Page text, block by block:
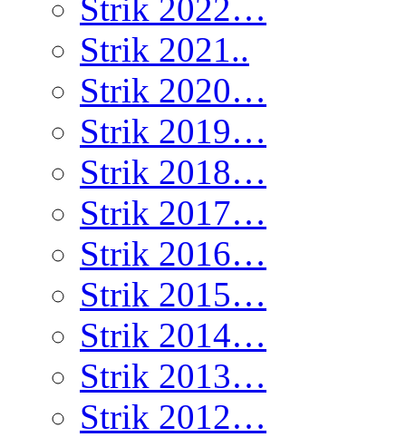
Strik 2022…
Strik 2021..
Strik 2020…
Strik 2019…
Strik 2018…
Strik 2017…
Strik 2016…
Strik 2015…
Strik 2014…
Strik 2013…
Strik 2012…